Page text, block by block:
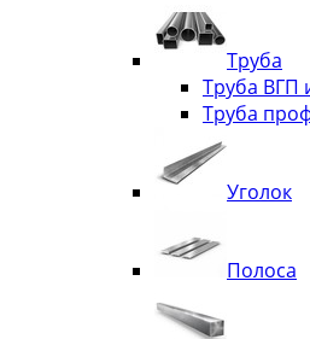
Труба
Труба ВГП
Труба
Уголок
Полоса